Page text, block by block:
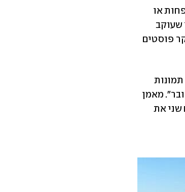
שלה לבושה בבגדי ספורט ועומדת בראש הר, כשלצידן כתבה: "מתקרבת עם כל יום שעובר". מאמן
, פירגן לה והגיב: "אפשר להגיד בוודאות שכיסחת ליום שני את